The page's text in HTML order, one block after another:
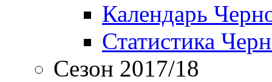
Календарь
Статистика
Сезон 2017/18